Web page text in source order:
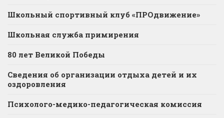
Школьный спортивный клуб «ПРОдвижение»
Школьная служба примирения
80 лет Великой Победы
Сведения об организации отдыха детей и их
оздоровления
Психолого-медико-педагогическая комиссия